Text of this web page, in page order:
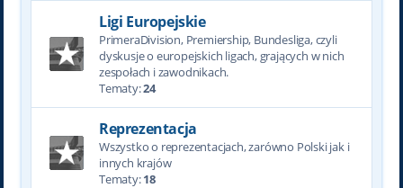
Ligi Europejskie
PrimeraDivision, Premiership, Bundesliga, czyli
dyskusje o europejskich ligach, grających w nich
zespołach i zawodnikach.
Tematy:24
Reprezentacja
Wszystko o reprezentacjach, zarówno Polski jak i
innych krajów
Tematy:18